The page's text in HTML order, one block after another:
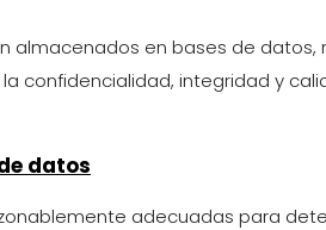
almacenados en bases de datos,
confidencialidad, integridad y
datos
adecuadas para